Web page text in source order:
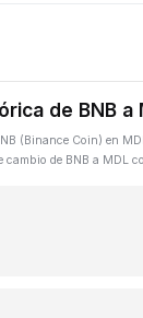
de BNB a
(Binance Coin) en
de BNB a MDL